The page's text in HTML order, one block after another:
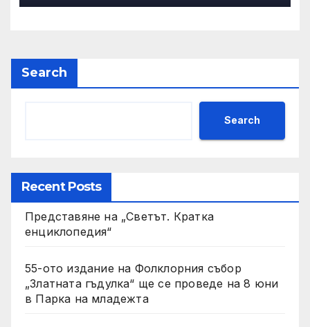
Search
Search
Recent Posts
Представяне на „Светът. Кратка
енциклопедия“
55-ото издание на Фолклорния събор
„Златната гъдулка“ ще се проведе на 8 юни
в Парка на младежта